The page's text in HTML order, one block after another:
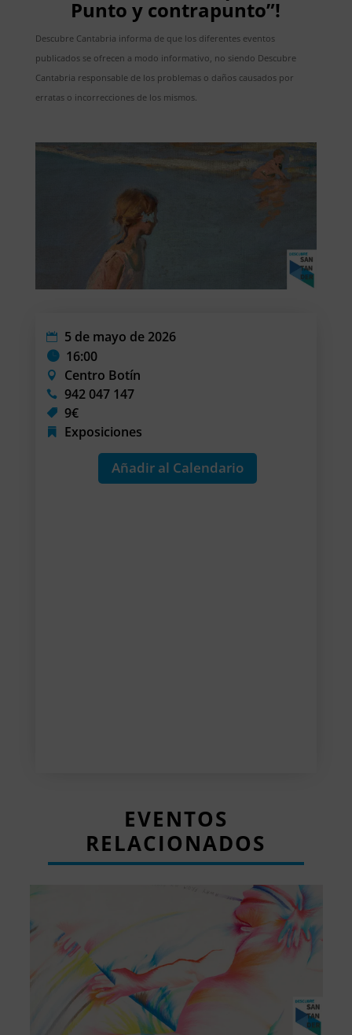
Punto y contrapunto”!
Descubre Cantabria informa de que los diferentes eventos
publicados se ofrecen a modo informativo, no siendo Descubre
Cantabria responsable de los problemas o daños causados por
erratas o incorrecciones de los mismos.
5 de mayo de 2026
16:00
Centro Botín
942 047 147
9€
Exposiciones
Añadir al Calendario
EVENTOS
RELACIONADOS